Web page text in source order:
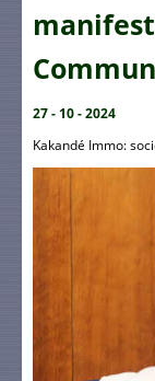
27 - 10 - 2024
Kakandé Immo: